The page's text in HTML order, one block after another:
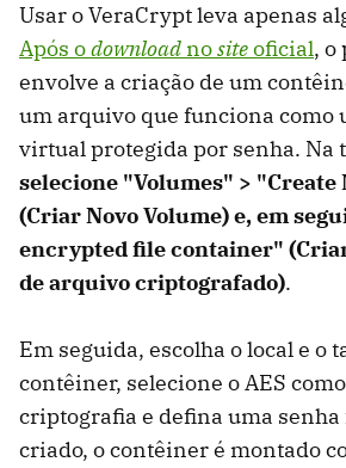
Usar o VeraCrypt leva apenas
Após odownloadnositeoficial, o
envolve a criação de um
um arquivo que funciona como
virtual protegida por senha. Na
selecione "Volumes" > "Create
(Criar Novo Volume) e, em
encrypted file container"
de arquivo criptografado).
Em seguida, escolha o local e o
contêiner, selecione o AES
criptografia e defina uma senha
criado, o contêiner é montado